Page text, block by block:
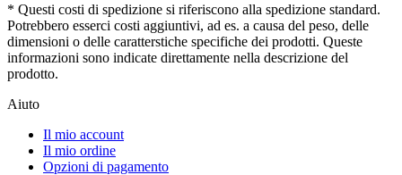
* Questi costi di spedizione si riferiscono alla spedizione standard.
Potrebbero esserci costi aggiuntivi, ad es. a causa del peso, delle
dimensioni o delle caratterstiche specifiche dei prodotti. Queste
informazioni sono indicate direttamente nella descrizione del
prodotto.
Aiuto
Il mio account
Il mio ordine
Opzioni di pagamento